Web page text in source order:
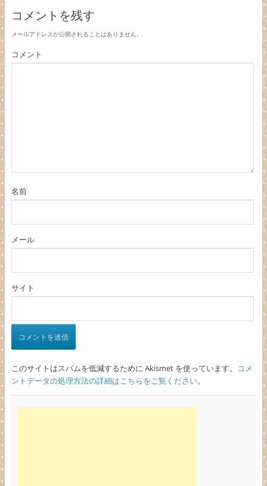
コメントを残す
メールアドレスが公開されることはありません。
コメント
名前
メール
サイト
このサイトはスパムを低減するために Akismet を使っています。
コメ
ントデータの処理方法の詳細はこちらをご覧ください。